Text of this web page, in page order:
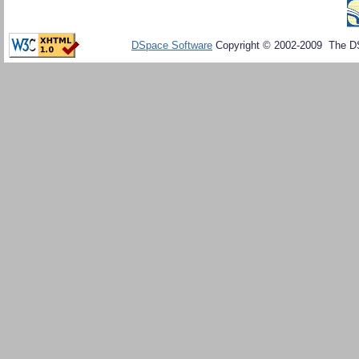
DSpace Software Copyright © 2002-2009 The